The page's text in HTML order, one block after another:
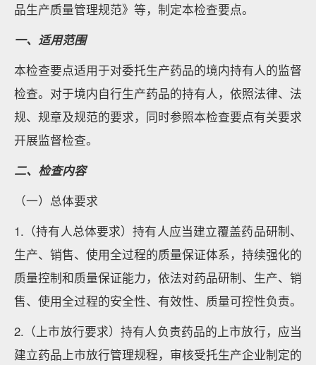
品生产质量管理规范》等，制定本检查要点。
一、适用范围
本检查要点适用于对委托生产药品的境内持有人的监督
检查。对于境内自行生产药品的持有人，依照法律、法
规、规章及规范的要求，同时参照本检查要点有关要求
开展监督检查。
二、检查内容
（一）总体要求
1.（持有人总体要求）持有人应当建立覆盖药品研制、
生产、销售、使用全过程的质量保证体系，持续强化的
质量控制和质量保证能力，依法对药品研制、生产、销
售、使用全过程的安全性、有效性、质量可控性负责。
2.（上市放行要求）持有人负责药品的上市放行，应当
建立药品上市放行管理规程，审核受托生产企业制定的